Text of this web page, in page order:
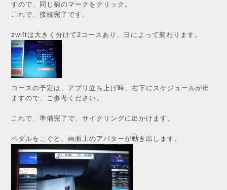
すので、同じ柄のマークをクリック。
これで、接続完了です。
zwiftは大きく分けて2コースあり、日によって変わります。
コースの予定は、アプリ立ち上げ時、右下にスケジュールが出
ますので、ご参考ください。
これで、準備完了で、サイクリングに出かけます。
ペダルをこぐと、画面上のアバターが動き出します。